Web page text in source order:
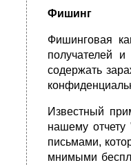
Фишинг
Фишинговая
получателей
содержать
Известный
нашему
письмами,
мнимыми